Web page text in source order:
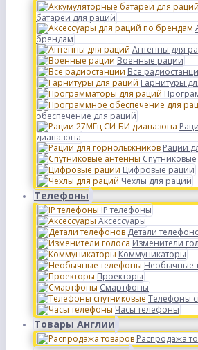
батареи для раций
брендам
Антенны для
Военные рации
Все
Гарнитуры
обеспечение для раций
диапазона
Рации
Цифровые рации
Чехлы для раций
Телефоны
IP телефоны
Аксессуары
Детали
Изменители
Коммуникаторы
Необычные
Проекторы
Смартфоны
Телефоны
Часы телефоны
Товары Англии
Распродажа